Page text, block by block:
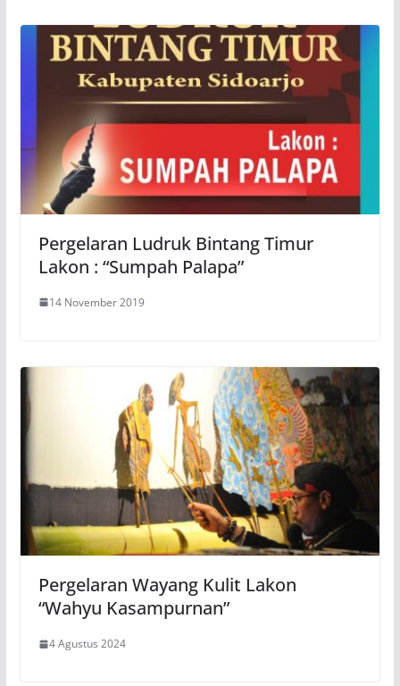
Pergelaran Ludruk Bintang Timur
Lakon : “Sumpah Palapa”
14 November 2019
Pergelaran Wayang Kulit Lakon
“Wahyu Kasampurnan”
4 Agustus 2024